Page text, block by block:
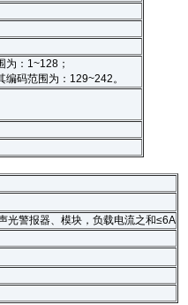
为：1~128；
码范围为：129~242。
光警报器、模块，负载电流之和≤6A